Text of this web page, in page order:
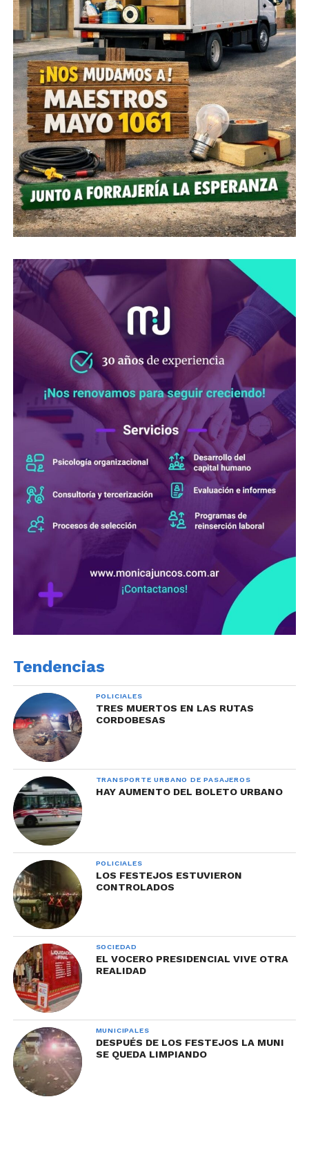
Tendencias
POLICIALES
TRES MUERTOS EN LAS RUTAS
CORDOBESAS
TRANSPORTE URBANO DE PASAJEROS
HAY AUMENTO DEL BOLETO URBANO
POLICIALES
LOS FESTEJOS ESTUVIERON
CONTROLADOS
SOCIEDAD
EL VOCERO PRESIDENCIAL VIVE OTRA
REALIDAD
MUNICIPALES
DESPUÉS DE LOS FESTEJOS LA MUNI
SE QUEDA LIMPIANDO